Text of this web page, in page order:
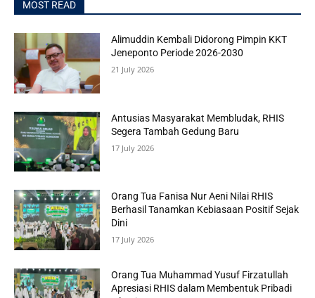
MOST READ
Alimuddin Kembali Didorong Pimpin KKT
Jeneponto Periode 2026-2030
21 July 2026
Antusias Masyarakat Membludak, RHIS
Segera Tambah Gedung Baru
17 July 2026
Orang Tua Fanisa Nur Aeni Nilai RHIS
Berhasil Tanamkan Kebiasaan Positif Sejak
Dini
17 July 2026
Orang Tua Muhammad Yusuf Firzatullah
Apresiasi RHIS dalam Membentuk Pribadi